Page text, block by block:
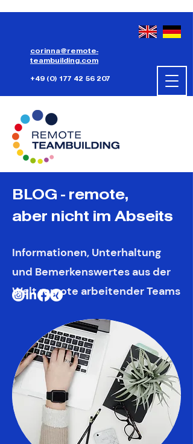
corinna@remote-
teambuilding.com
+49 (0) 177 42 56 207
BLOG - remote,
aber nicht im Abseits
Informationen, Unterhaltung
und Bemerkenswertes aus der
Weltremote arbeitender Teams